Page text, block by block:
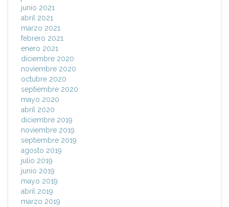
junio 2021
abril 2021
marzo 2021
febrero 2021
enero 2021
diciembre 2020
noviembre 2020
octubre 2020
septiembre 2020
mayo 2020
abril 2020
diciembre 2019
noviembre 2019
septiembre 2019
agosto 2019
julio 2019
junio 2019
mayo 2019
abril 2019
marzo 2019